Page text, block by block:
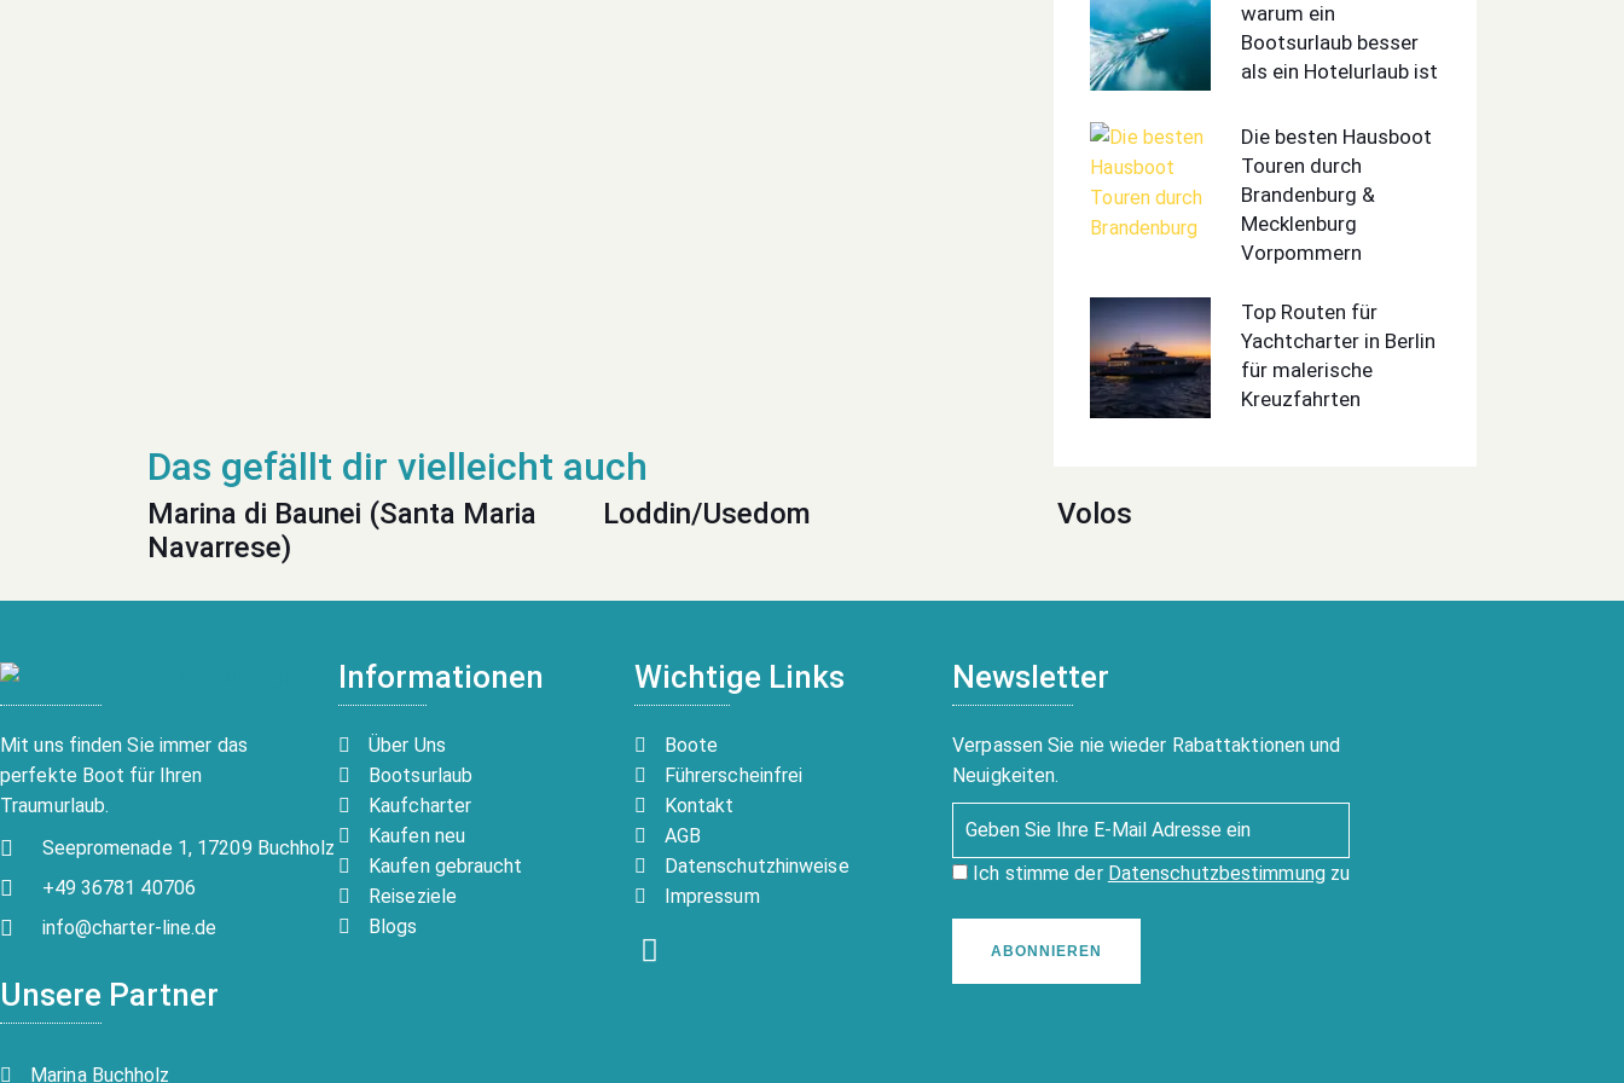
warum ein
Bootsurlaub besser
als ein Hotelurlaub ist
Die besten Hausboot
Touren durch
Brandenburg &
Mecklenburg
Vorpommern
Top Routen für
Yachtcharter in Berlin
für malerische
Kreuzfahrten
Marina di Baunei (Santa Maria
Navarrese)
Loddin/Usedom Volos
Mit uns finden Sie immer das
perfekte Boot für Ihren
Traumurlaub.
Seepromenade 1, 17209 Buchholz
+49 36781 40706
info@charter-line.de
Unsere Partner
Marina Buchholz
Informationen
Über Uns
Bootsurlaub
Kaufcharter
Kaufen neu
Kaufen gebraucht
Reiseziele
Blogs
Wichtige Links
Boote
Führerscheinfrei
Kontakt
AGB
Datenschutzhinweise
Impressum
Newsletter
Verpassen Sie nie wieder Rabattaktionen und
Neuigkeiten.
Ich stimme der Datenschutzbestimmungzu
ABONNIEREN